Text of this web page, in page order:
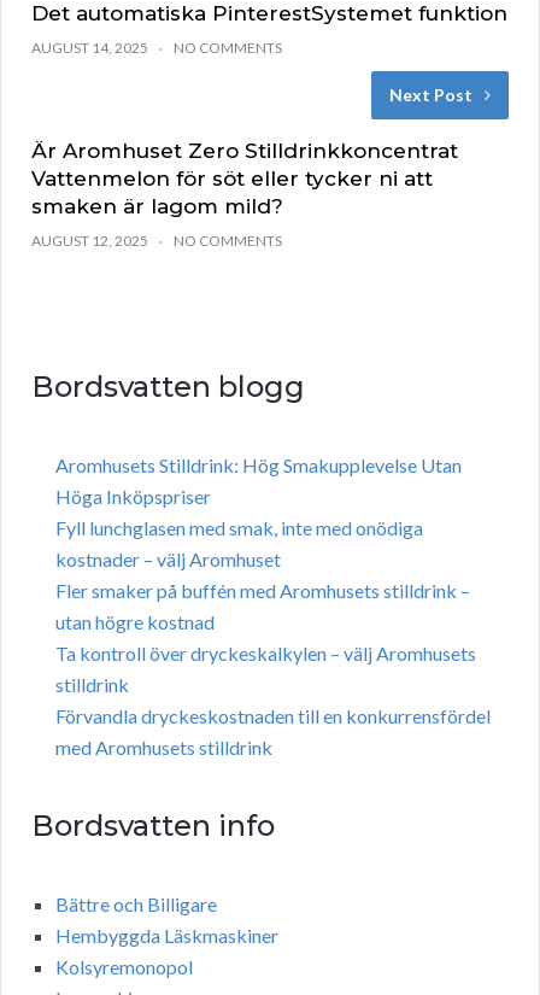
Det automatiska PinterestSystemet funktion
AUGUST 14, 2025 NO COMMENTS
Next Post
Är Aromhuset Zero Stilldrinkkoncentrat
Vattenmelon för söt eller tycker ni att
smaken är lagom mild?
AUGUST 12, 2025 NO COMMENTS
Bordsvatten blogg
Aromhusets Stilldrink: Hög Smakupplevelse Utan
Höga Inköpspriser
Fyll lunchglasen med smak, inte med onödiga
kostnader – välj Aromhuset
Fler smaker på buffén med Aromhusets stilldrink –
utan högre kostnad
Ta kontroll över dryckeskalkylen – välj Aromhusets
stilldrink
Förvandla dryckeskostnaden till en konkurrensfördel
med Aromhusets stilldrink
Bordsvatten info
Bättre och Billigare
Hembyggda Läskmaskiner
Kolsyremonopol